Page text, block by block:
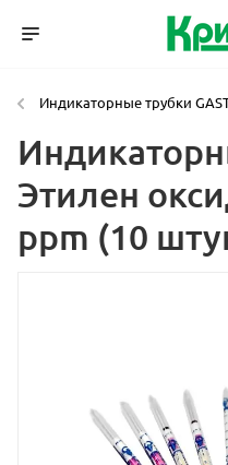
Индикаторные трубки
Этилен
ppm (10